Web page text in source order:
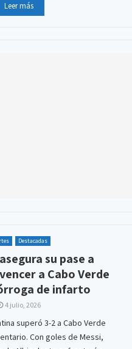
Leer más
Destacadas
su pase a
a Cabo Verde
de infarto
4 julio, 2026
superó 3-2 a Cabo Verde
Con goles de Messi,